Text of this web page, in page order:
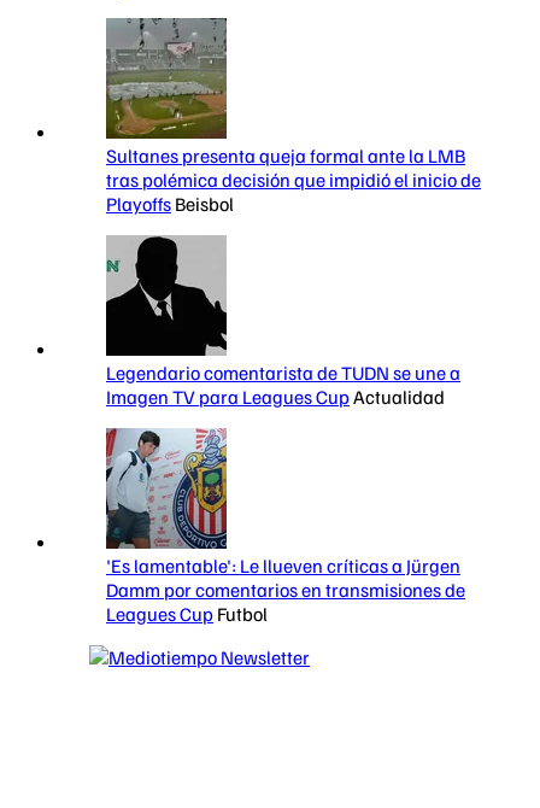
Sultanes presenta queja formal ante la LMB
tras polémica decisión que impidió el inicio de
Playoffs Beisbol
Legendario comentarista de TUDN se une a
Imagen TV para Leagues CupActualidad
'Es lamentable': Le llueven críticas a Jürgen
Damm por comentarios en transmisiones de
Leagues Cup Futbol